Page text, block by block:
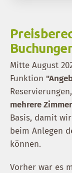
Mitte August
Funktion
mehrere
Basis, damit
beim Anlegen
können.
Vorher war es